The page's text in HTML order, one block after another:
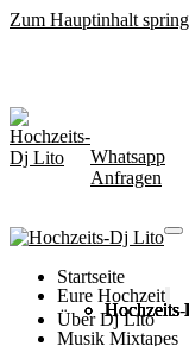
Zum Hauptinhalt
Whatsapp
Anfragen
Startseite
Eure Hochzeit
Hochzeits
Hochzeits
Hochzeits
Hochzeits
Über Dj Lito
Musik Mixtapes